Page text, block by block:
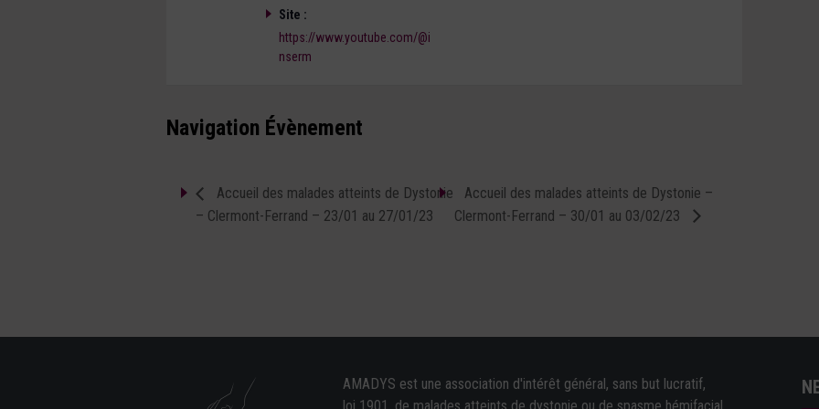
Site :
https://www.youtube.com/@i
nserm
Navigation Évènement
Accueil des malades atteints de Dystonie
– Clermont-Ferrand – 23/01 au 27/01/23
Accueil des malades atteints de Dystonie –
Clermont-Ferrand – 30/01 au 03/02/23
AMADYS est une association d'intérêt général, sans but lucratif,
loi 1901, de malades atteints de dystonie ou de spasme hémifacial.